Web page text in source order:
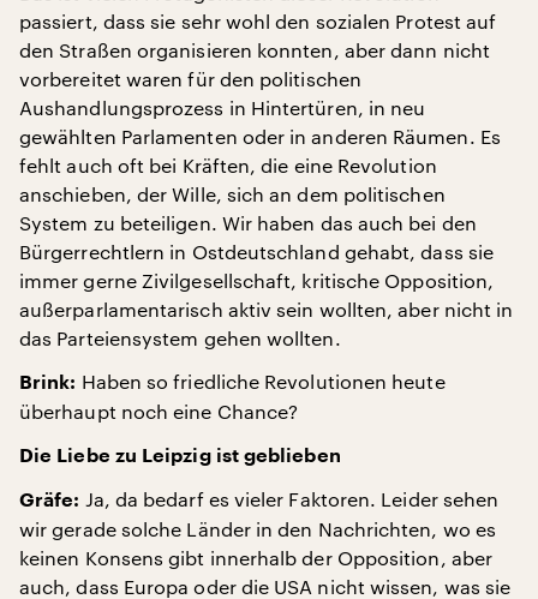
passiert, dass sie sehr wohl den sozialen Protest auf
den Straßen organisieren konnten, aber dann nicht
vorbereitet waren für den politischen
Aushandlungsprozess in Hintertüren, in neu
gewählten Parlamenten oder in anderen Räumen. Es
fehlt auch oft bei Kräften, die eine Revolution
anschieben, der Wille, sich an dem politischen
System zu beteiligen. Wir haben das auch bei den
Bürgerrechtlern in Ostdeutschland gehabt, dass sie
immer gerne Zivilgesellschaft, kritische Opposition,
außerparlamentarisch aktiv sein wollten, aber nicht in
das Parteiensystem gehen wollten.
Brink: Haben so friedliche Revolutionen heute
überhaupt noch eine Chance?
Die Liebe zu Leipzig ist geblieben
Gräfe: Ja, da bedarf es vieler Faktoren. Leider sehen
wir gerade solche Länder in den Nachrichten, wo es
keinen Konsens gibt innerhalb der Opposition, aber
auch, dass Europa oder die USA nicht wissen, was sie